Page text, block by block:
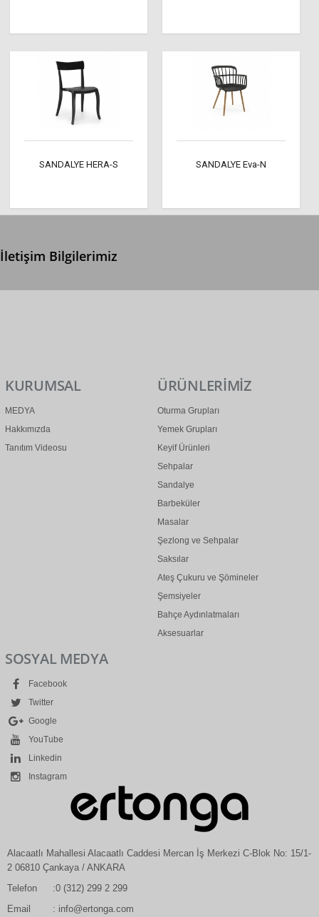
SANDALYE HERA-S SANDALYE Eva-N
İletişim Bilgilerimiz
KURUMSAL
MEDYA
Hakkımızda
Tanıtım Videosu
ÜRÜNLERİMİZ
Oturma Grupları
Yemek Grupları
Keyif Ürünleri
Sehpalar
Sandalye
Barbeküler
Masalar
Şezlong ve Sehpalar
Saksılar
Ateş Çukuru ve Şömineler
Şemsiyeler
Bahçe Aydınlatmaları
Aksesuarlar
SOSYAL MEDYA
Facebook
Twitter
Google
YouTube
Linkedin
Instagram
Alacaatlı Mahallesi Alacaatlı Caddesi Mercan İş Merkezi C-Blok No: 15/1-
2 06810 Çankaya / ANKARA
Telefon
:0 (312) 299 2 299
Email
: info@ertonga.com